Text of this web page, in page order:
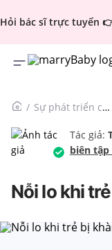
Hỏi bác sĩ trực tuyến
Sự phát triển của trẻ
Tác giả:
biên tập
Nỗi lo khi